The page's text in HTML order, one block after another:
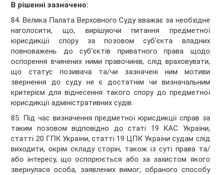
В рішенні зазначено:
84. Велика Палата Верховного Суду вважає за необхідне
наголосити, що, вирішуючи питання предметної
юрисдикції спору за позовом суб'єкта владних
повноважень до суб'єктів приватного права щодо
оспорення вчинених ними правочинів, слід враховувати,
що статус позивача та/чи зазначені ним мотиви
звернення до суду не є достатнім чи визначальним
критерієм для віднесення такого спору до предметної
юрисдикції адміністративних судів.
85. Під час визначення предметної юрисдикції справ за
таким позовом відповідно до статі 19 КАС України,
статті 20 ГПК України, статті 19 ЦПК України судам слід
виходити, окрім складу сторін, також із суті права та/
або інтересу, що оспорюється або за захистом якого
звернулася особа, заявлених вимог, обраного способу